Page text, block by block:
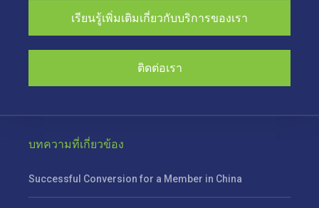
เรียนรู้เพิ่มเติมเกี่ยวกับบริการของเรา
ติดต่อเรา
บทความที่เกี่ยวข้อง
Successful Conversion for a Member in China